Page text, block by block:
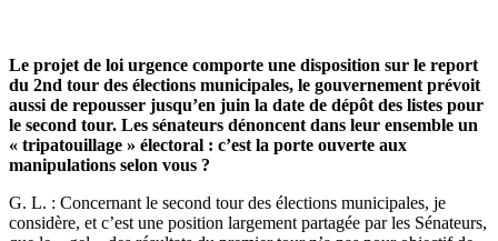
Le projet de loi urgence comporte une disposition sur le report
du 2nd tour des élections municipales, le gouvernement prévoit
aussi de repousser jusqu’en juin la date de dépôt des listes pour
le second tour. Les sénateurs dénoncent dans leur ensemble un
« tripatouillage » électoral : c’est la porte ouverte aux
manipulations selon vous ?
G. L. : Concernant le second tour des élections municipales, je
considère, et c’est une position largement partagée par les Sénateurs,